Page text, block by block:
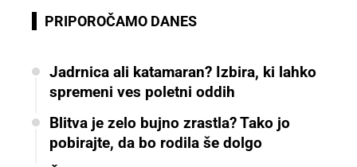
PRIPOROČAMO DANES
Jadrnica ali katamaran? Izbira, ki lahko
spremeni ves poletni oddih
Blitva je zelo bujno zrastla? Tako jo
pobirajte, da bo rodila še dolgo